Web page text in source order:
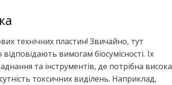
технічних пластин! Звичайно, тут
вимогам біосумісності. Їх
та інструментів, де потрібна висока
токсичних виділень. Наприклад,